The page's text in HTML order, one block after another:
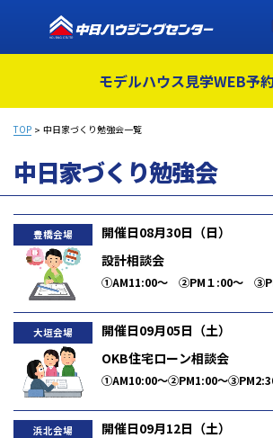
モデルハウス見学WEB予
TOP 中日家づくり勉強会一覧
中日家づくり勉強会
豊橋会場
開催日08月30日（日）
設計相談会
①AM11:00～ ②PM１:00～
大垣会場
開催日09月05日（土）
OKB住宅ローン相談会
①AM10:00～②PM1:00～
浜北会場
開催日09月12日（土）